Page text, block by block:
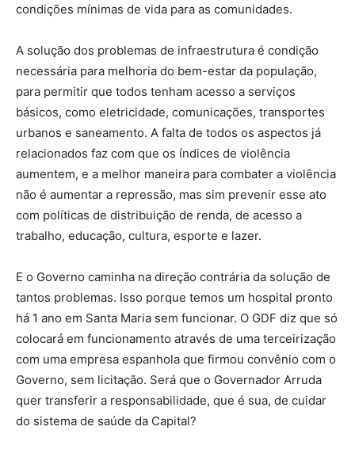
condições mínimas de vida para as comunidades.
A solução dos problemas de infraestrutura é condição
necessária para melhoria do bem-estar da população,
para permitir que todos tenham acesso a serviços
básicos, como eletricidade, comunicações, transportes
urbanos e saneamento. A falta de todos os aspectos já
relacionados faz com que os índices de violência
aumentem, e a melhor maneira para combater a violência
não é aumentar a repressão, mas sim prevenir esse ato
com políticas de distribuição de renda, de acesso a
trabalho, educação, cultura, esporte e lazer.
E o Governo caminha na direção contrária da solução de
tantos problemas. Isso porque temos um hospital pronto
há 1 ano em Santa Maria sem funcionar. O GDF diz que só
colocará em funcionamento através de uma terceirização
com uma empresa espanhola que firmou convênio com o
Governo, sem licitação. Será que o Governador Arruda
quer transferir a responsabilidade, que é sua, de cuidar
do sistema de saúde da Capital?